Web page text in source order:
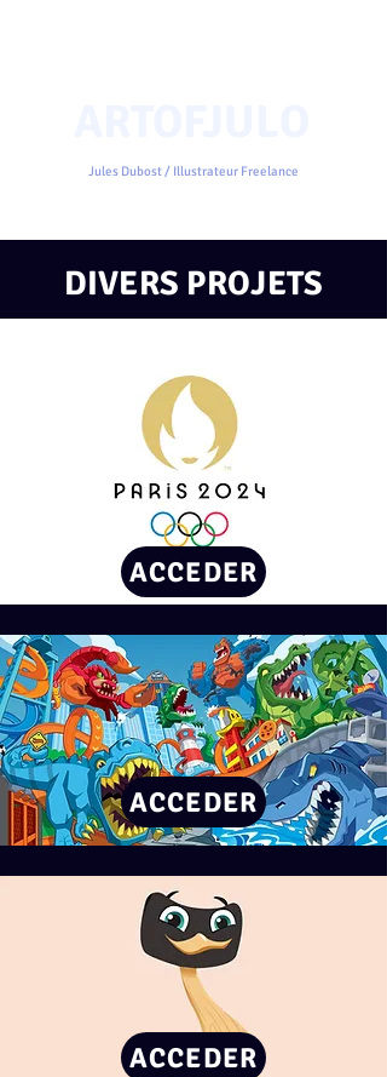
Jules Dubost / Illustrateur Freelance
DIVERS PROJETS
ACCEDER
ACCEDER
ACCEDER